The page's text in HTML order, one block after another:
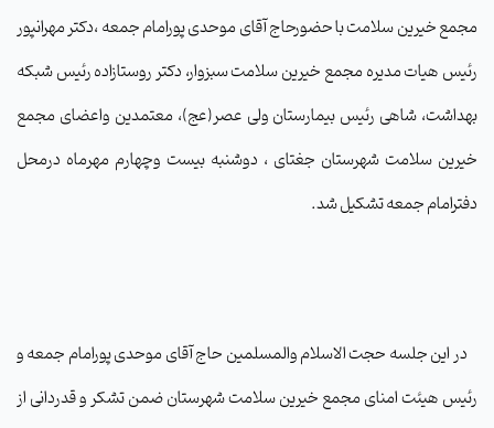
مجمع خیرین سلامت با حضورحاج آقای موحدی پورامام جمعه ،دکتر مهرانپور
رئیس هیات مدیره مجمع خیرین سلامت سبزوار، دکتر روستازاده رئیس شبکه
بهداشت، شاهی رئیس بیمارستان ولی عصر(عج)، معتمدین واعضای مجمع
خیرین سلامت شهرستان جغتای ، دوشنبه بیست وچهارم مهرماه درمحل
دفترامام جمعه تشکیل شد.
در این جلسه حجت الاسلام والمسلمین حاج آقای موحدی پورامام جمعه و
رئیس هیئت امنای مجمع خیرین سلامت شهرستان ضمن تشکر و قدردانی از